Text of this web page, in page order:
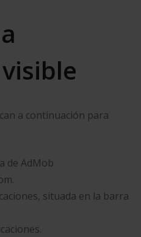
a continuación para
de AdMob
situada en la barra